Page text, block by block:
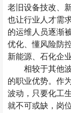
老旧设备技改、
也让行业人才需
的运维人员逐渐
优化、懂风险防
新能源、石化企
相较于其他
的职业优势。作
波动，只要化工
就不可或缺，岗